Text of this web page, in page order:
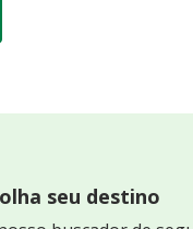
seu destino